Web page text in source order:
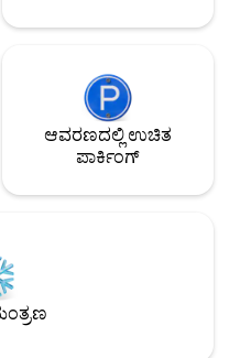
ನಾವು
ಅನ್ನು
ನಮ್ಮನ್ನು
ಸ್ಥಳೀಯವಾಗಿ
ಬೆಳಿಗ್ಗೆಯನ್ನು
ಮೀಸಲಾತಿ ಅಗತ್ಯವಿರುವ
ರೆಸ್ಟೋರೆಂಟ್‌ಗಳೂ ಇವೆ.
ವಸ್ತುಗಳೊಂದಿಗೆ
ಇಶಿಗಾಕಿ ದ್ವೀಪದಲ್ಲಿ
ಡ್ರೈವ್‌ನಲ್ಲಿರುವ,
ಆವರಣದಲ್ಲಿ ಉಚಿತ
ಪಾರ್ಕಿಂಗ್